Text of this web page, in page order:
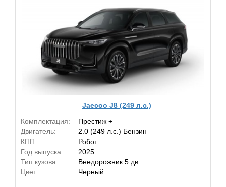
Jaecoo J8 (249 л.с.)
Комплектация:
Престиж +
Двигатель:
2.0 (249 л.с.) Бензин
КПП:
Робот
Год выпуска:
2025
Тип кузова:
Внедорожник 5 дв.
Цвет:
Черный